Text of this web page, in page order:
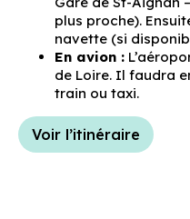
plus proche).
navette (si
En avion :
de Loire. Il faudra
train ou taxi.
Voir l’itinéraire